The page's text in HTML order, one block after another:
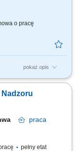
o pracę
pokaż opis
należeć będzie:
wystawianie
i na świecie; rozwój
praca
pełny etat